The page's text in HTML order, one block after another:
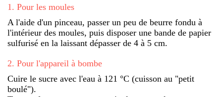
1 . Pour les moules
A l'aide d'un pinceau, passer un peu de beurre fondu à
l'intérieur des moules, puis disposer une bande de papier
sulfurisé en la laissant dépasser de 4 à 5 cm.
2. Pour l'appareil à bombe
Cuire le sucre avec l'eau à 121 °C (cuisson au "petit
boulé").